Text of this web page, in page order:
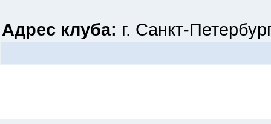
Адрес клуба: г. Санкт-